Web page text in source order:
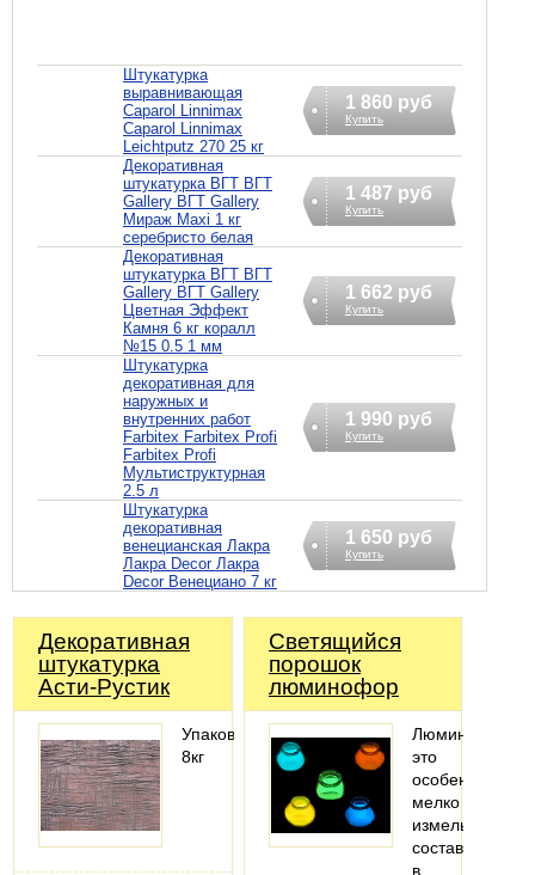
Штукатурка
выравнивающая
Caparol Linnimax
Caparol Linnimax
Leichtputz 270 25 кг
1 860 руб
Купить
Декоративная
штукатурка ВГТ ВГТ
Gallery ВГТ Gallery
Мираж Maxi 1 кг
серебристо белая
1 487 руб
Купить
Декоративная
штукатурка ВГТ ВГТ
Gallery ВГТ Gallery
Цветная Эффект
Камня 6 кг коралл
№15 0.5 1 мм
1 662 руб
Купить
Штукатурка
декоративная для
наружных и
внутренних работ
Farbitex Farbitex Profi
Farbitex Profi
Мультиструктурная
2.5 л
1 990 руб
Купить
Штукатурка
декоративная
венецианская Лакра
Лакра Decor Лакра
Decor Венециано 7 кг
1 650 руб
Купить
Декоративная
штукатурка
Асти-Рустик
Упаковка:
8кг
Светящийся
порошок
люминофор
Люминофор
это
особенный
мелко
измельченный
состав
в